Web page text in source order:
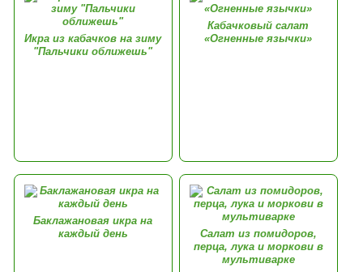
Икра из кабачков на зиму
"Пальчики оближешь"
Кабачковый салат
«Огненные язычки»
Баклажановая икра на
каждый день
Салат из помидоров,
перца, лука и моркови в
мультиварке